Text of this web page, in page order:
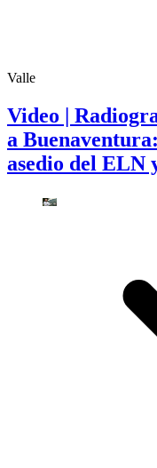
Valle
Video |
a
asedio del ELN